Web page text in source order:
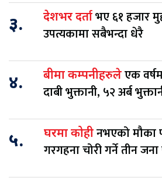
३. देशभर दर्ताभए ६१ हजार
उपत्यकामा सबैभन्दा धेरै
४. बीमा कम्पनीहरुलेएक
दाबी भुक्तानी, ५२ अर्ब
५. घरमा कोहीनभएको मौका
गरगहना चोरी गर्ने तीन जना